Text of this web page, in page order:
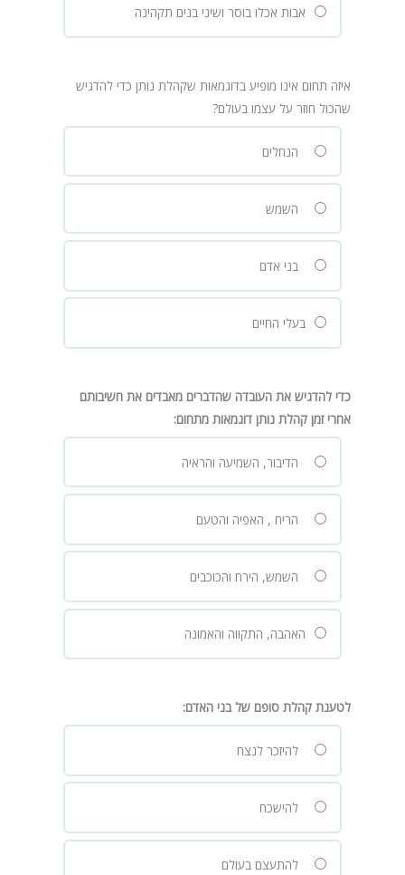
אבות אכלו בוסר ושיני בנים תקהינה
איזה תחום אינו מופיע בדוגמאות שקהלת נותן כדי להדגיש
שהכול חוזר על עצמו בעולם?
הנחלים
השמש
בני אדם
בעלי החיים
כדי להדגיש את העובדה שהדברים מאבדים את חשיבותם
אחרי זמן קהלת נותן דוגמאות מתחום:
הדיבור, השמיעה והראיה
הריח , האפיה והטעם
השמש, הירח והכוכבים
האהבה, התקווה והאמונה
לטענת קהלת סופם של בני האדם:
להיזכר לנצח
להישכח
להתעצם בעולם